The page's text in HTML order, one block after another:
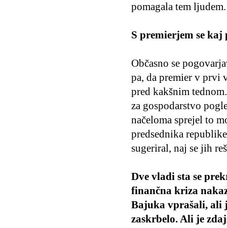
pomagala tem ljudem.
S premierjem se
Občasno se
pa, da premier v prvi
pred kakšnim
za gospodarstvo
načeloma sprejel to
predsednika
sugeriral, naj se jih
Dve vladi sta se
finančna kriza
Bajuka vprašali, ali
zaskrbelo. Ali je